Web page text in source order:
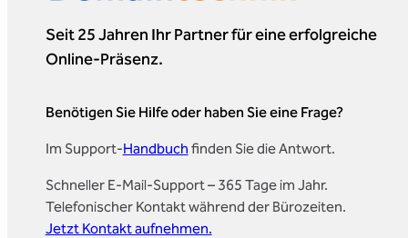
Seit 25 Jahren Ihr Partner für eine erfolgreiche
Online-Präsenz.
Benötigen Sie Hilfe oder haben Sie eine Frage?
Im Support-Handbuch finden Sie die Antwort.
Schneller E-Mail-Support – 365 Tage im Jahr.
Telefonischer Kontakt während der Bürozeiten.
Jetzt Kontakt aufnehmen.